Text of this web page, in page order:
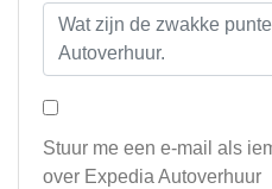
Stuur me een e-mail als
over Expedia Autoverhuur